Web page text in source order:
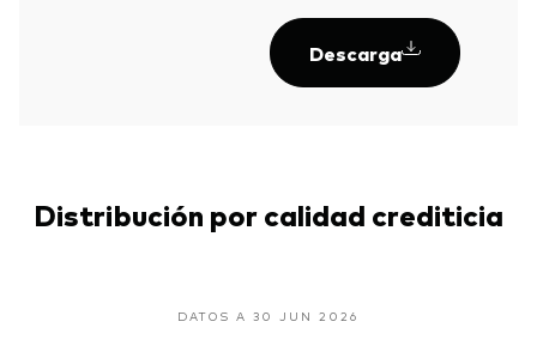
Descarga
Distribución por calidad crediticia
DATOS A 30 JUN 2026